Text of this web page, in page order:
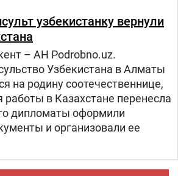
узбекистанку вернули
– АН Podrobno.uz.
Узбекистана в Алматы
на родину соотечественнице,
работы в Казахстане перенесла
дипломаты оформили
и организовали ее